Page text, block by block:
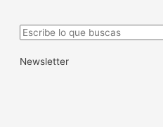
Newsletter